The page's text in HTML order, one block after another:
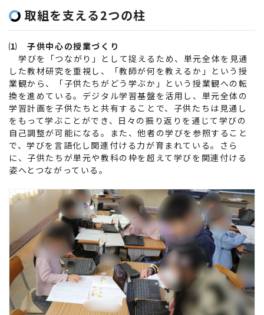
取組を支える2つの柱
⑴ 子供中心の授業づくり
学びを「つながり」として捉えるため、単元全体を見通
した教材研究を重視し、「教師が何を教えるか」という授
業観から、「子供たちがどう学ぶか」という授業観への転
換を進めている。デジタル学習基盤を活用し、単元全体の
学習計画を子供たちと共有することで、子供たちは見通し
をもって学ぶことができ、日々の振り返りを通じて学びの
自己調整が可能になる。また、他者の学びを参照すること
で、学びを言語化し関連付ける力が育まれている。さら
に、子供たちが単元や教科の枠を超えて学びを関連付ける
姿へとつながっている。